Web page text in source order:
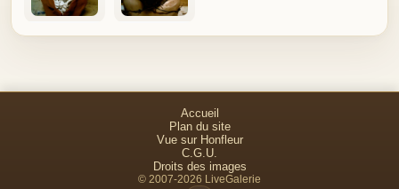
Accueil
Plan du site
Vue sur Honfleur
C.G.U.
Droits des images
© 2007-2026 LiveGalerie